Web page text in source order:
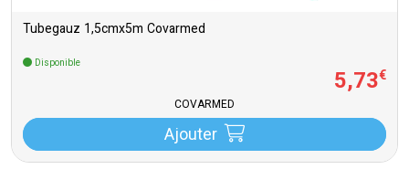
Tubegauz 1,5cmx5m Covarmed
Disponible
5,73€
COVARMED
Ajouter